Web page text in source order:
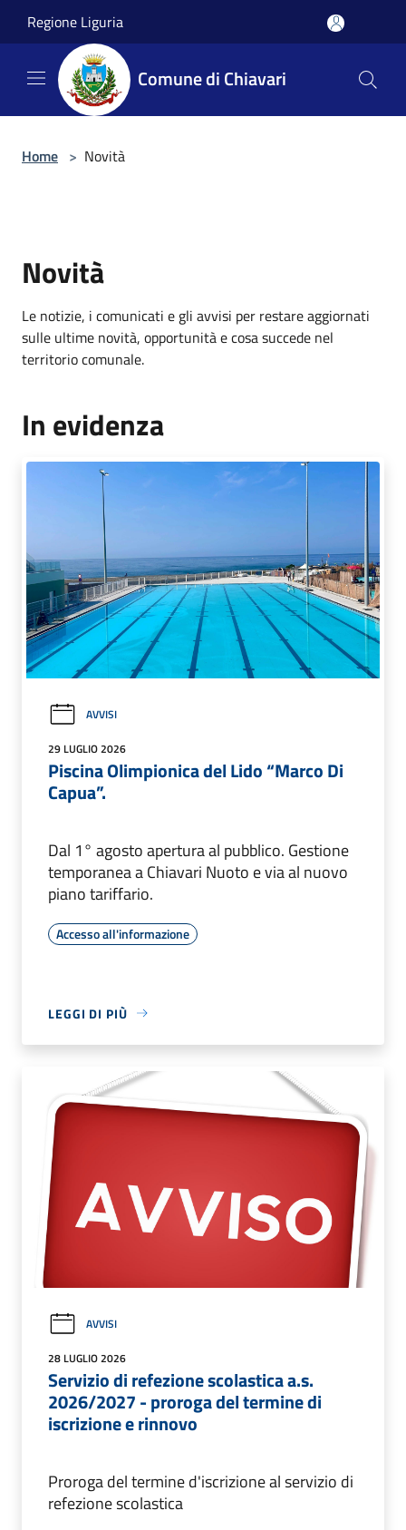
Regione Liguria
Comune di Chiavari
Home > Novità
Novità
Le notizie, i comunicati e gli avvisi per restare aggiornati
sulle ultime novità, opportunità e cosa succede nel
territorio comunale.
In evidenza
AVVISI
29 LUGLIO 2026
Piscina Olimpionica del Lido “Marco Di
Capua”.
Dal 1° agosto apertura al pubblico. Gestione
temporanea a Chiavari Nuoto e via al nuovo
piano tariffario.
Accesso all'informazione
LEGGI DI PIÙ
AVVISI
28 LUGLIO 2026
Servizio di refezione scolastica a.s.
2026/2027 - proroga del termine di
iscrizione e rinnovo
Proroga del termine d'iscrizione al servizio di
refezione scolastica